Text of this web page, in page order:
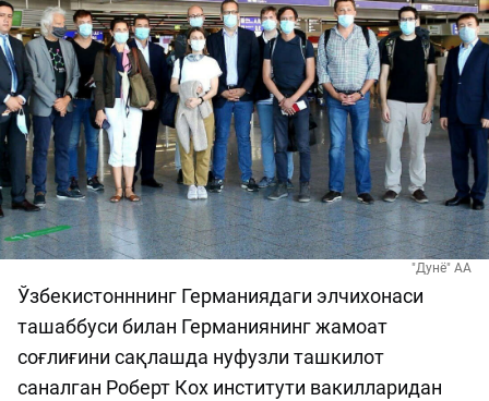
"Дунё" АА
Ўзбекистонннинг Германиядаги элчихонаси
ташаббуси билан Германиянинг жамоат
соғлиғини сақлашда нуфузли ташкилот
саналган Роберт Кох институти вакилларидан